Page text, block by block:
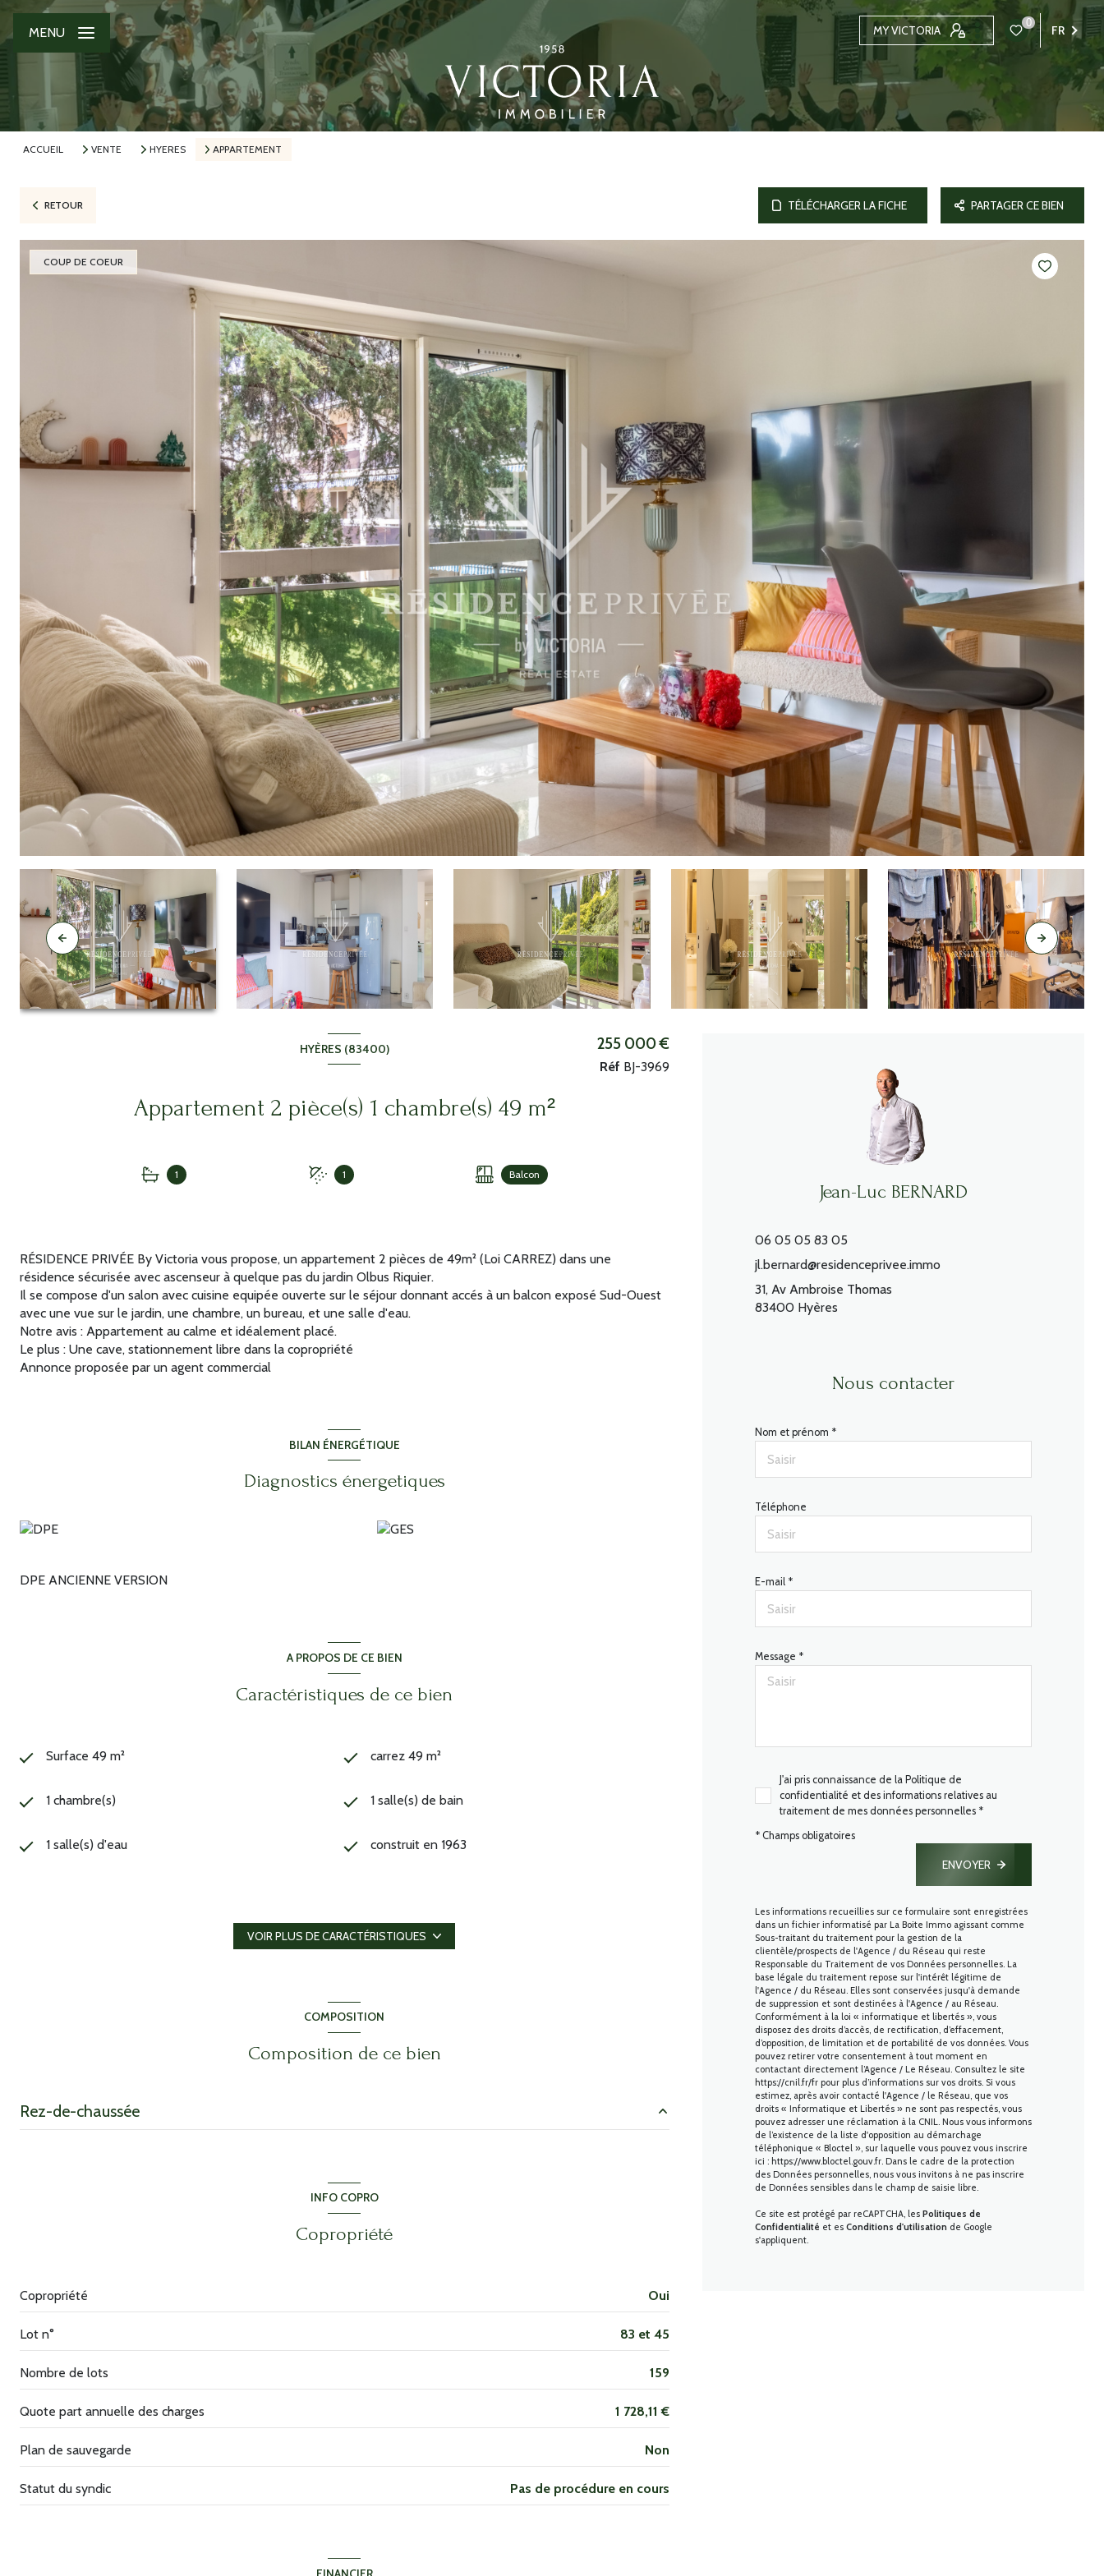
MY VICTORIA
0
FR
MENU
ACCUEIL VENTE HYERES APPARTEMENT
RETOUR TÉLÉCHARGER LA FICHE PARTAGER CE BIEN
COUP DE COEUR
HYÈRES (83400)
Appartement 2 pièce(s) 1 chambre(s) 49 m²
1 1 Balcon
255 000 €
Réf BJ-3969
RÉSIDENCE PRIVÉE By Victoria vous propose, un appartement 2 pièces de 49m² (Loi CARREZ) dans une
résidence sécurisée avec ascenseur à quelque pas du jardin Olbus Riquier.
Il se compose d'un salon avec cuisine equipée ouverte sur le séjour donnant accés à un balcon exposé Sud-Ouest
avec une vue sur le jardin, une chambre, un bureau, et une salle d'eau.
Notre avis : Appartement au calme et idéalement placé.
Le plus : Une cave, stationnement libre dans la copropriété
Annonce proposée par un agent commercial
BILAN ÉNERGÉTIQUE
Diagnostics énergetiques
DPE ANCIENNE VERSION
A PROPOS DE CE BIEN
Caractéristiques de ce bien
Surface 49 m² carrez 49 m²
1 chambre(s) 1 salle(s) de bain
1 salle(s) d'eau construit en 1963
1 niveau(x)
vue Jardin
interphone
VOIR PLUS DE CARACTÉRISTIQUES
COMPOSITION
Composition de ce bien
Rez-de-chaussée
salle de bain
m²
bureau
m²
INFO COPRO
Copropriété
Copropriété Oui
Lot n° 83 et 45
Nombre de lots 159
Quote part annuelle des charges 1 728,11 €
Plan de sauvegarde Non
Statut du syndic Pas de procédure en cours
Jean-Luc BERNARD
06 05 05 83 05
jl.bernard@residenceprivee.immo
31, Av Ambroise Thomas
83400 Hyères
Nous contacter
Nom et prénom *
Téléphone
E-mail *
Message *
J'ai pris connaissance de la Politique de
confidentialité et des informations relatives au
traitement de mes données personnelles *
* Champs obligatoires
ENVOYER
Les informations recueillies sur ce formulaire sont enregistrées
dans un fichier informatisé par La Boite Immo agissant comme
Sous-traitant du traitement pour la gestion de la
clientèle/prospects de l'Agence / du Réseau qui reste
Responsable du Traitement de vos Données personnelles. La
base légale du traitement repose sur l'intérêt légitime de
l'Agence / du Réseau. Elles sont conservées jusqu'à demande
de suppression et sont destinées à l'Agence / au Réseau.
Conformément à la loi « informatique et libertés », vous
disposez des droits d’accès, de rectification, d’effacement,
d’opposition, de limitation et de portabilité de vos données. Vous
pouvez retirer votre consentement à tout moment en
contactant directement l’Agence / Le Réseau. Consultez le site
https://cnil.fr/frpour plus d’informations sur vos droits. Si vous
estimez, après avoir contacté l'Agence / le Réseau, que vos
droits « Informatique et Libertés » ne sont pas respectés, vous
pouvez adresser une réclamation à la CNIL. Nous vous informons
de l’existence de la liste d'opposition au démarchage
téléphonique « Bloctel », sur laquelle vous pouvez vous inscrire
ici : https://www.bloctel.gouv.fr. Dans le cadre de la protection
des Données personnelles, nous vous invitons à ne pas inscrire
de Données sensibles dans le champ de saisie libre.
Ce site est protégé par reCAPTCHA, les Politiques de
Confidentialité et es Conditions d'utilisationde Google
s'appliquent.